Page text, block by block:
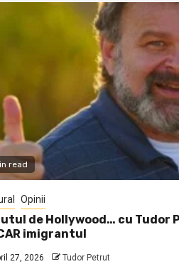
read
Opinii
de Hollywood… cu Tudor
imigrantul
27, 2026 Tudor Petrut